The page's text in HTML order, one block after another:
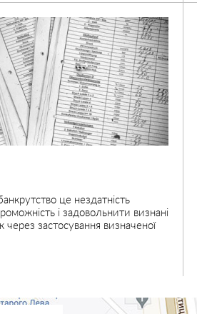
це нездатність
і задовольнити визнані
застосування визначеної